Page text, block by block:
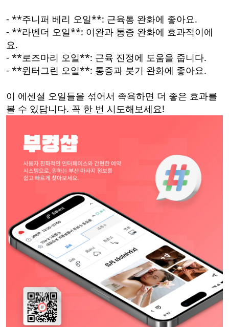
- **주니퍼 베리 오일**: 근육통 완화에 좋아요.
- **라벤더 오일**: 이완과 통증 완화에 효과적이에
요.
- **로즈마리 오일**: 근육 진정에 도움을 줍니다.
- **윈터그린 오일**: 통증과 붓기 완화에 좋아요.
이 에센셜 오일들을 섞어서 족욕하면 더 좋은 효과를
볼 수 있답니다. 꼭 한 번 시도해보세요!